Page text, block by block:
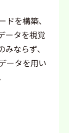
を構築、
ータを視覚
ならず、
ータを用い